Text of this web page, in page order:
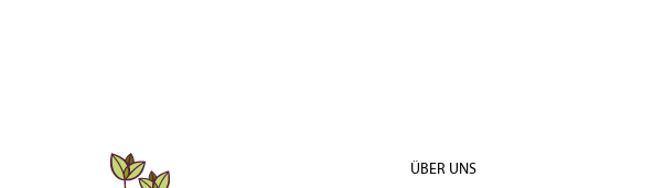
ÜBER UNS